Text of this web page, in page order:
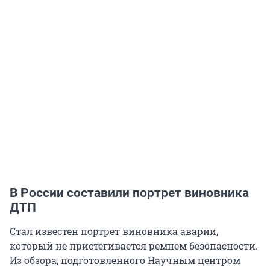
В России составили портрет виновника
ДТП
Стал известен портрет виновника аварии,
который не пристегивается ремнем безопасности.
Из обзора, подготовленного Научным центром